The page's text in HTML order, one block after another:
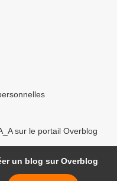
sur le portail Overblog
un blog sur Overblog